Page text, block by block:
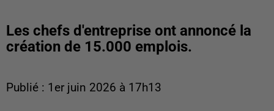
Les chefs d'entreprise ont annoncé la
création de 15.000 emplois.
Publié : 1er juin 2026 à 17h13